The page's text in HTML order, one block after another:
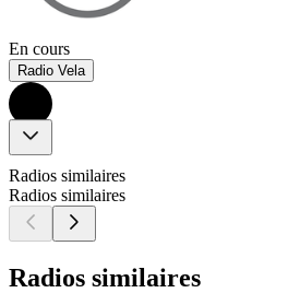
En cours
Radio Vela
Radios similaires
Radios similaires
Radios similaires